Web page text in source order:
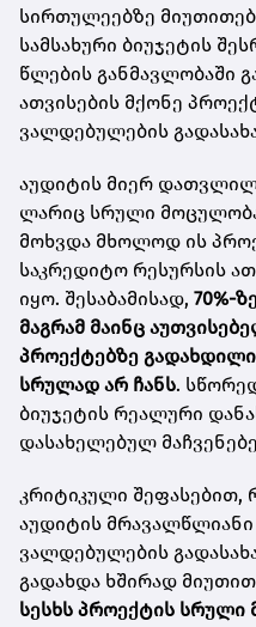
სირთულეებზე
სამსახური ბიუჯეტის
წლების განმავლობაში
ათვისების მქონე
ვალდებულების
აუდიტის მიერ
ლარიც სრული
მოხვდა მხოლოდ ის
საკრედიტო რესურსის
იყო. შესაბამისად, 70%-
მაგრამ მაინც
პროექტებზე გადახდილი
სრულად არ ჩანს.
ბიუჯეტის რეალური
დასახელებულ
კრიტიკული
აუდიტის მრავალწლიანი
ვალდებულების
გადახდა ხშირად
სესხს პროექტის სრული